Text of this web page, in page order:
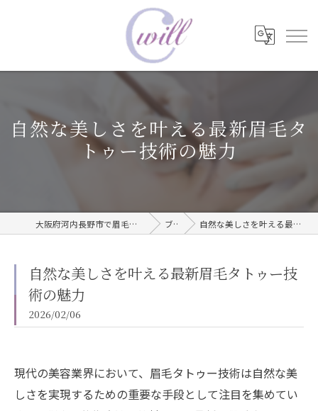
自然な美しさを叶える最新眉毛タ
トゥー技術の魅力
大阪府河内長野市で眉毛タトゥーならwill care サロン ブログ 自然な美しさを叶える最新眉毛タトゥー技術の魅力
自然な美しさを叶える最新眉毛タトゥー技
術の魅力
2026/02/06
現代の美容業界において、眉毛タトゥー技術は自然な美
しさを実現するための重要な手段として注目を集めてい